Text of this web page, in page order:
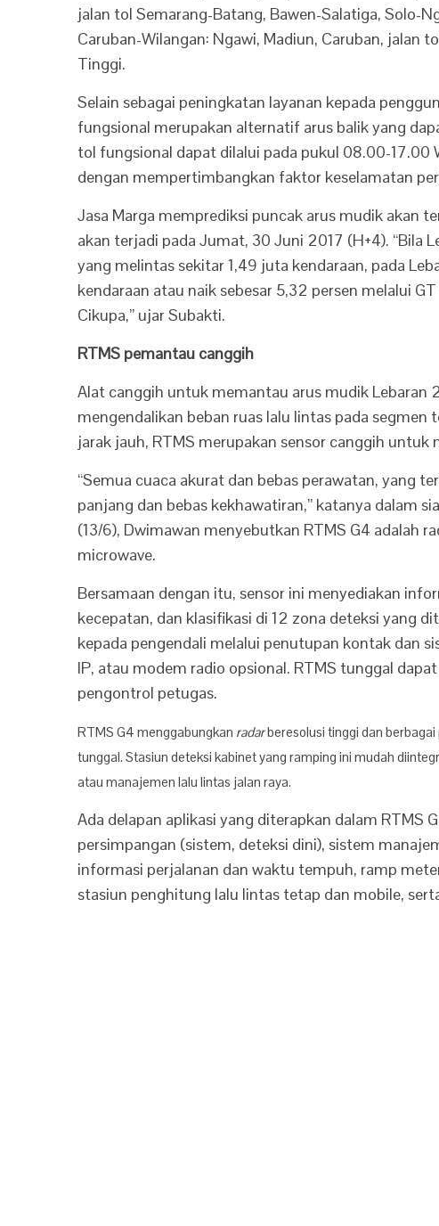
jalan tol Semarang-Batang, Bawen-Salatiga, Solo-
Caruban-Wilangan: Ngawi, Madiun, Caruban, jalan
Tinggi.
Selain sebagai peningkatan layanan kepada
fungsional merupakan alternatif arus balik yang
tol fungsional dapat dilalui pada pukul 08.00-17.00
dengan mempertimbangkan faktor keselamatan
Jasa Marga memprediksi puncak arus mudik akan
akan terjadi pada Jumat, 30 Juni 2017 (H+4). “Bila
yang melintas sekitar 1,49 juta kendaraan, pada
kendaraan atau naik sebesar 5,32 persen melalui
Cikupa,” ujar Subakti.
RTMS pemantau canggih
Alat canggih untuk memantau arus mudik Lebaran
mengendalikan beban ruas lalu lintas pada
jarak jauh, RTMS merupakan sensor canggih
“Semua cuaca akurat dan bebas perawatan, yang
panjang dan bebas kekhawatiran,” katanya dalam
(13/6), Dwimawan menyebutkan RTMS G4 adalah
microwave.
Bersamaan dengan itu, sensor ini menyediakan
kecepatan, dan klasifikasi di 12 zona deteksi yang
kepada pengendali melalui penutupan kontak dan
IP, atau modem radio opsional. RTMS tunggal
pengontrol petugas.
RTMS G4 menggabungkan radarberesolusi tinggi dan
tunggal. Stasiun deteksi kabinet yang ramping ini mudah
atau manajemen lalu lintas jalan raya.
Ada delapan aplikasi yang diterapkan dalam RTMS
persimpangan (sistem, deteksi dini), sistem
informasi perjalanan dan waktu tempuh, ramp
stasiun penghitung lalu lintas tetap dan mobile,